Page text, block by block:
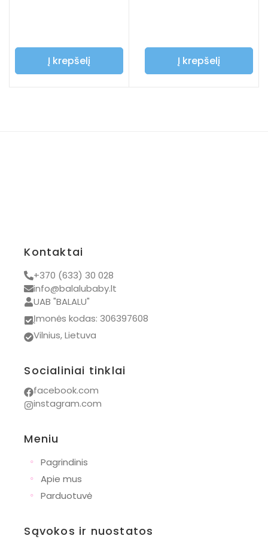
Į krepšelį Į krepšelį
Kontaktai
+370 (633) 30 028
info@balalubaby.lt
UAB "BALALU"
Įmonės kodas: 306397608
Vilnius, Lietuva
Socialiniai tinklai
facebook.com
instagram.com
Meniu
◦
Pagrindinis
◦ Apie mus
◦ Parduotuvė
Sąvokos ir nuostatos